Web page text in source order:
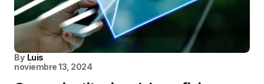
By Luis
noviembre 13, 2024